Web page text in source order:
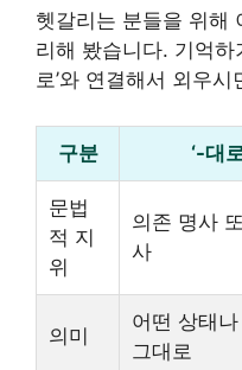
헷갈리는 분들을 위해
리해 봤습니다. 기억하
로’와 연결해서 외우
구분 ‘-대
문법
적 지
위
의존 명사
사
의미
어떤 상태나
그대로